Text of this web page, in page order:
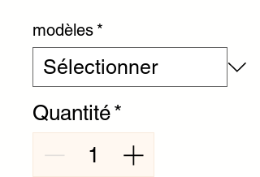
modèles *
Quantité*